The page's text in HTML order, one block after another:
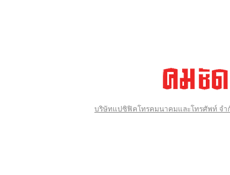
บริษัทแปซิฟิคโทรคมนาคมและโทรศัพท์ จำ